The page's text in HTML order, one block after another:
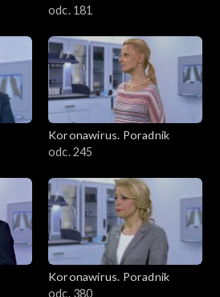
odc. 181
Koronawirus. Poradnik
odc. 245
Koronawirus. Poradnik
odc. 380